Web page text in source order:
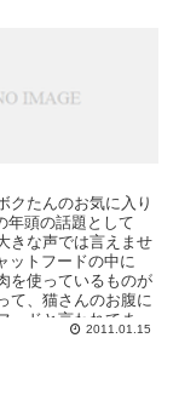
クたんのお気に入り
年頭の話題として
きな声では言えませ
ットフードの中に
を使っているものが
て、猫さんのお腹に
ードと言われてま
れで軟便が治っ...
2011.01.15